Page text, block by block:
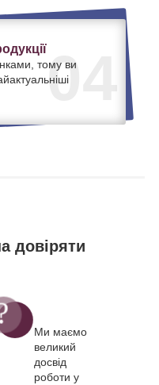
04
тому ви
довіряти
Ми маємо
великий
досвід
роботи у